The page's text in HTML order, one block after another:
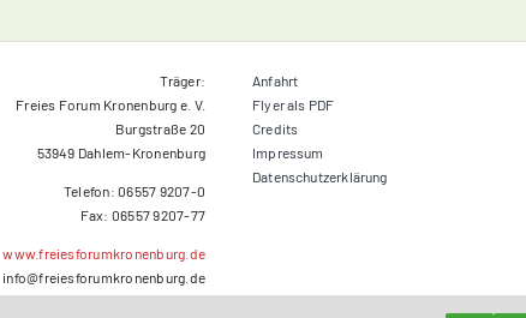
Träger:
Freies Forum Kronenburg e. V.
Burgstraße 20
53949 Dahlem-Kronenburg
Telefon: 06557 9207-0
Fax: 06557 9207-77
www.freiesforumkronenburg.de
info@freiesforumkronenburg.de
Anfahrt
Flyer als PDF
Credits
Impressum
Datenschutzerklärung